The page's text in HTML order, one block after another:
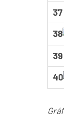
37
38
39
40